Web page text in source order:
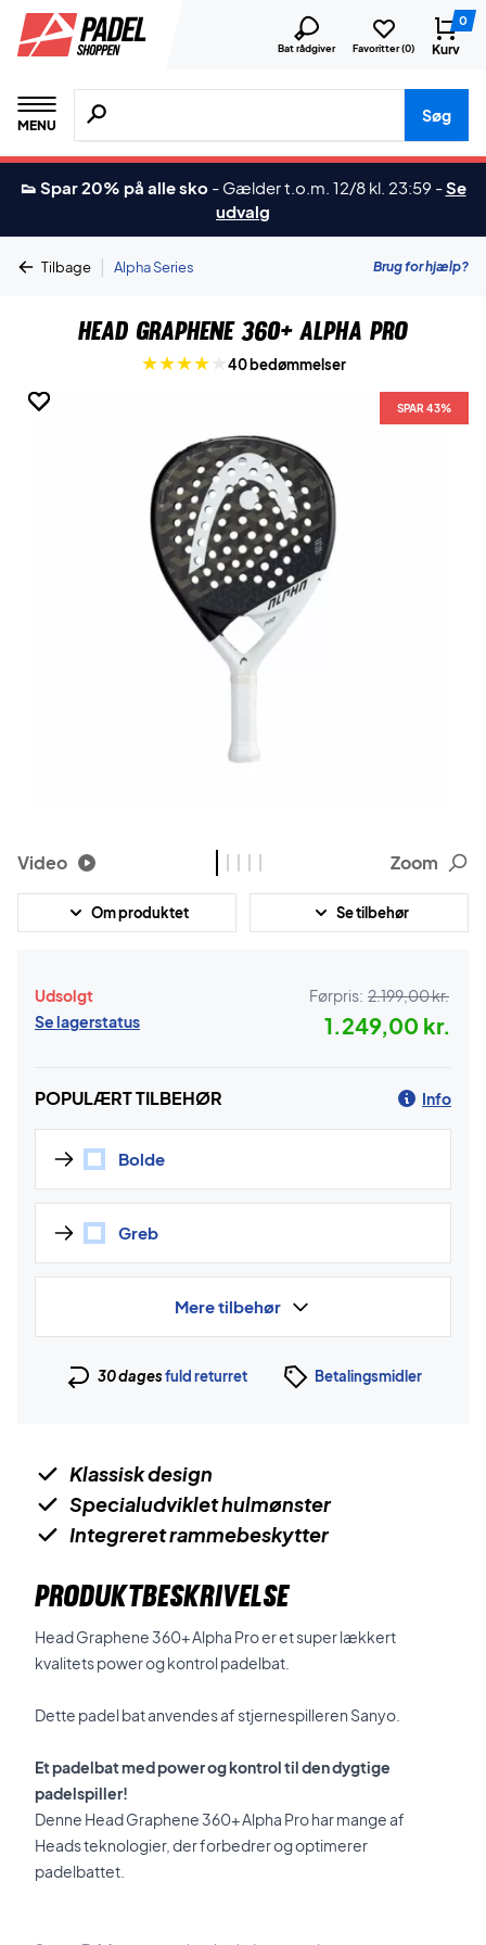
Bat rådgiver Favoritter (0)
0
Kurv
MENU
Søg efter produkter, mærker etc.
Søg
👟 Spar 20% på alle sko - Gælder t.o.m. 12/8 kl. 23:59 -Se
udvalg
Tilbage | Alpha Series Brug for hjælp?
Head Graphene 360+ Alpha Pro
40 bedømmelser
SPAR 43%
SPAR 43%
SPAR 43%
SPAR 43%
SPAR 43%
Video Zoom
Om produktet Se tilbehør
Udsolgt
Se lagerstatus
Førpris: 2.199,00 kr.
1.249,00 kr.
POPULÆRT TILBEHØR Info
Bolde
Greb
Mere tilbehør
30 dagesfuld returret Betalingsmidler
Klassisk design
Specialudviklet hulmønster
Integreret rammebeskytter
PRODUKTBESKRIVELSE
Head Graphene 360+ Alpha Pro er et super lækkert
kvalitets power og kontrol padelbat.
Dette padel bat anvendes af stjernespilleren Sanyo.
Et padelbat med power og kontrol til den dygtige
padelspiller!
Denne Head Graphene 360+ Alpha Pro har mange af
Heads teknologier, der forbedrer og optimerer
padelbattet.